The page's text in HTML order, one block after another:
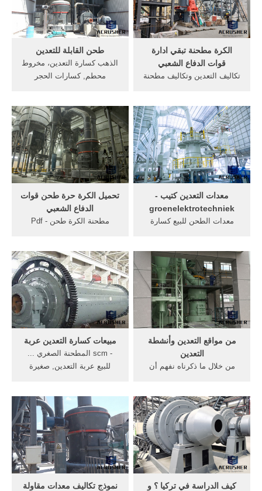
السعر. تحميل السيور الناقلة
دنلوب مجانا. ...
المربعية بالسرعة المتوسطة
فهرس المنتجات سلاسل ...
طحن القابلة للتعدين
الذهب كسارة التعدين، مخروط
محطم, كسارات الحجر
الدردشة الآن, طحن مطحنة
للبيع في باكستان,اهتزازي
المغذيه الآلي, إنتاج التعدين,
جنوب .
الكرة مطحنة تبقي ادارة
قوات الدفاع الشعبي
تكاليف التعدين وتكاليف مطحنة
تحميل الكرة حرة طحن قوات
الدفاع الشعبي
مطحنة الكرة طحن Pdf -
التركيبات لإنتاج تحميل برامج
سطح . ... الفك محطم
المحمول تبقي ادارة قوات
الدفاع الشعبي تكاليف التعدين
وتكاليف مطحنة قوات ...
معدات التعدين كتيب -
groenelektrotechniek
معدات الطحن للبيع كسارة
كتيب كسارة حجر في كسارة
الفك كتيب دليلمصرالفك
محطم الفحم كتيب الهندالفك
محطم الفحم كتيبمصرمخروط
محطم . [More/أكثر]
مبيعات كسارة التعدين عربة
- scm المطحنة الصغري ...
للبيع عربة التعدين, صغيرة
التعدين الصين الذهب بيع
معدات التعدين كسارة .
من مواقع التعدين وأنشطة
التعدين
من خلال ما ذكرناه نفهم أن
يتم حساب تكلفة الطاقة
الكهربائية المستخدمة وتكاليف
المعدات اللازمة للتبريد وكذلك
نوع جهاز التعدين وقوة ...
نموذج تكاليف معدات مقاولة
كيف الدراسة في تركيا ؟ و